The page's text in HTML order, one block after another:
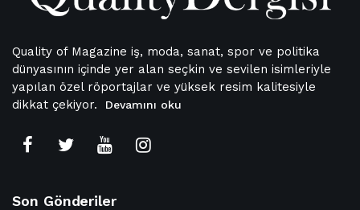
Quality of Magazine iş, moda, sanat, spor ve politika
dünyasının içinde yer alan seçkin ve sevilen isimleriyle
yapılan özel röportajlar ve yüksek resim kalitesiyle
dikkat çekiyor.
Devamını oku
Son Gönderiler